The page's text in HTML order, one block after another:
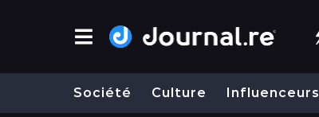
Société Culture Influenceurs